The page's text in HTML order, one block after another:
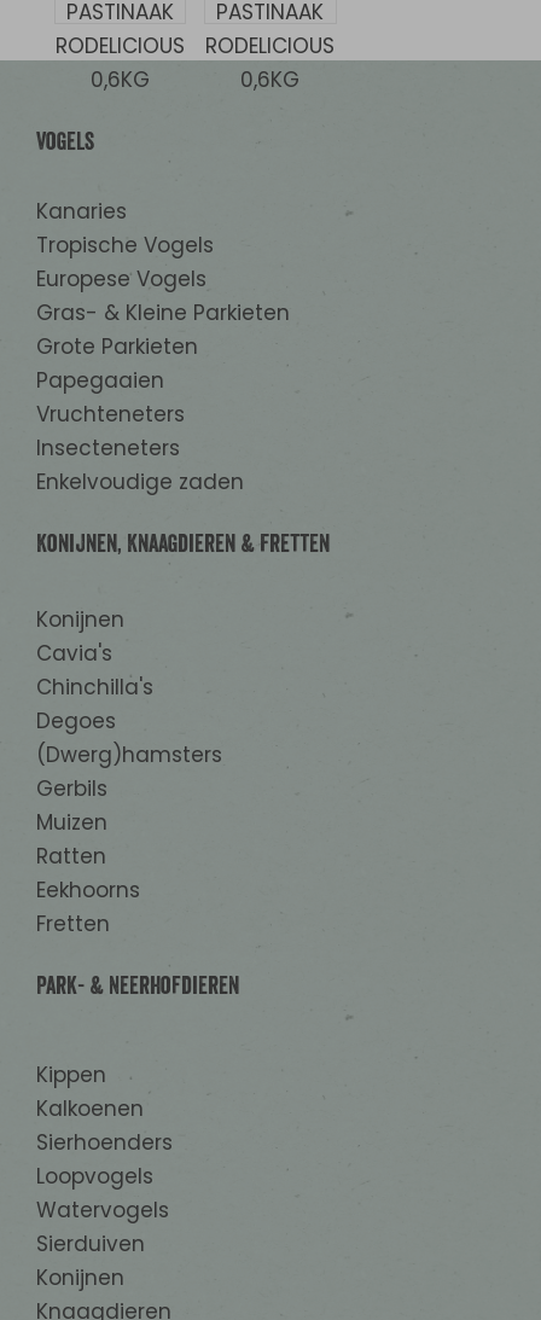
Vogels
Kanaries
Tropische Vogels
Europese Vogels
Gras- & Kleine Parkieten
Grote Parkieten
Papegaaien
Vruchteneters
Insecteneters
Enkelvoudige zaden
Konijnen, Knaagdieren & Fretten
Konijnen
Cavia's
Chinchilla's
Degoes
(Dwerg)hamsters
Gerbils
Muizen
Ratten
Eekhoorns
Fretten
Park- & Neerhofdieren
Kippen
Kalkoenen
Sierhoenders
Loopvogels
Watervogels
Sierduiven
Konijnen
Knaagdieren